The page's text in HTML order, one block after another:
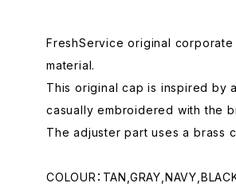
FreshService original
material.
This original cap is inspired by
casually embroidered with the
The adjuster part uses a brass
COLOUR：